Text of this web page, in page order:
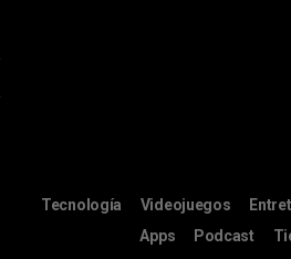
Tecnología Videojuegos
Apps
Podcast